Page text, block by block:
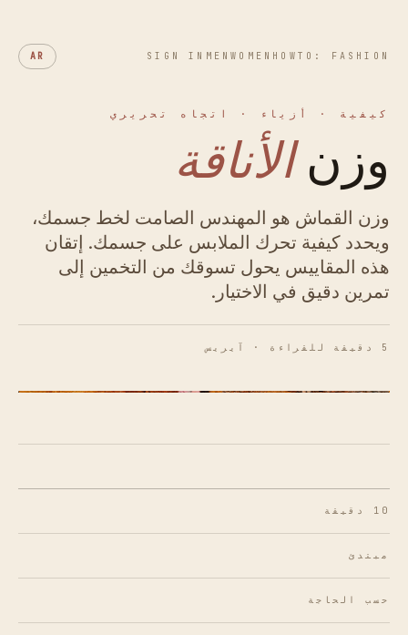
HOWTO: FASHION
WOMEN
MEN
SIGN IN
AR
كيفية · أزياء · اتجاه تحريري
وزنالأناقة
وزن القماش هو المهندس الصامت لخط جسمك،
ويحدد كيفية تحرك الملابس على جسمك. إتقان
هذه المقاييس يحول تسوقك من التخمين إلى
تمرين دقيق في الاختيار.
5 دقيقة للقراءة · آيريس
10 دقيقة
مبتدئ
حسب الحاجة